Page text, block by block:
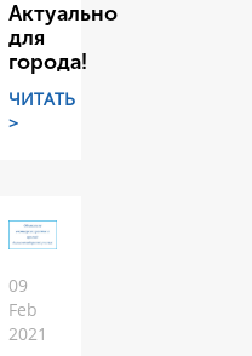
Актуально
для
города!
ЧИТАТЬ
>
09
Feb
2021